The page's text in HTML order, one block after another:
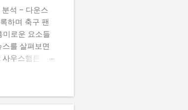
석 – 다운스
하며 축구 팬
미로운 요소들
를 살펴보면
우스햄튼과
City
원정 경기에서